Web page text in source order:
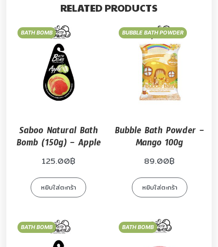
RELATED PRODUCTS
BATH BOMB
Saboo Natural Bath
Bomb (150g) – Apple
125.00฿
หยิบใส่ตะกร้า
BUBBLE BATH POWDER
Bubble Bath Powder –
Mango 100g
89.00฿
หยิบใส่ตะกร้า
BATH BOMB BATH BOMB